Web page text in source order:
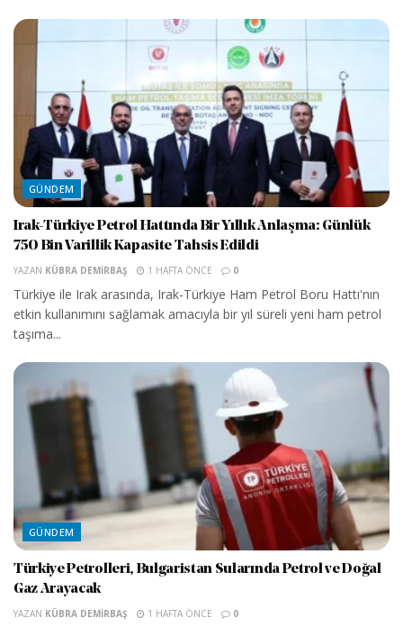
GÜNDEM
Irak-Türkiye Petrol Hattında Bir Yıllık Anlaşma: Günlük
750 Bin Varillik Kapasite Tahsis Edildi
YAZAN KÜBRA DEMIRBAŞ 1 HAFTA ÖNCE 0
Türkiye ile Irak arasında, Irak-Türkiye Ham Petrol Boru Hattı'nın
etkin kullanımını sağlamak amacıyla bir yıl süreli yeni ham petrol
taşıma...
GÜNDEM
Türkiye Petrolleri, Bulgaristan Sularında Petrol ve Doğal
Gaz Arayacak
YAZAN KÜBRA DEMIRBAŞ 1 HAFTA ÖNCE 0